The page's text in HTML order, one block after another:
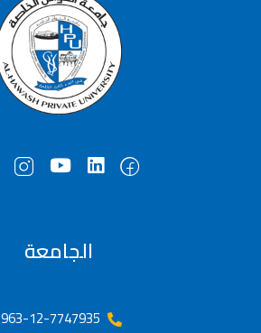
الجامعة
963-12-7747935++